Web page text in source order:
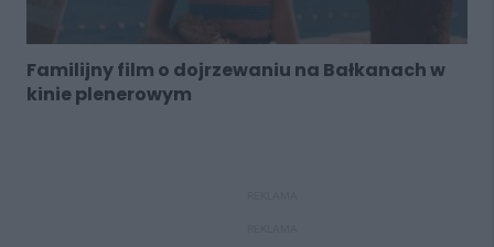
Familijny film o dojrzewaniu na Bałkanach w
kinie plenerowym